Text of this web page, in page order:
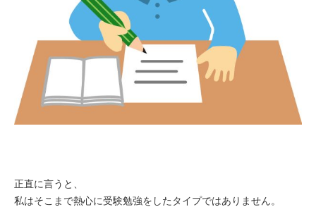
正直に言うと、
私はそこまで熱心に受験勉強をしたタイプではありません。